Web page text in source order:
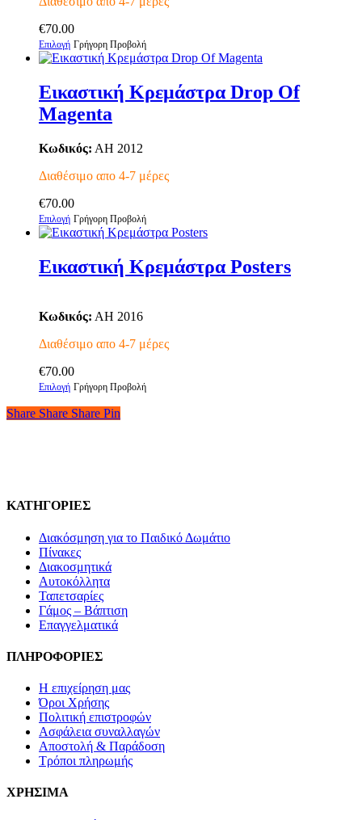
να
στη
σελίδα
του
€70.00
Επιλογή Αυτό
το
έχει
πολλαπλές
παραλλαγές.
επιλογές
μπορούν
να
στη
σελίδα
του
Γρήγορη Προβολή
Εικαστική Κρεμάστρα Drop Of
Magenta
Κωδικός: AH 2012
Διαθέσιμο απο 4-7 μέρες
€70.00
Επιλογή Αυτό
το
έχει
πολλαπλές
επιλογές
να
στη
σελίδα
του
προϊόντος
Γρήγορη Προβολή
Εικαστική Κρεμάστρα Posters
Κωδικός: AH 2016
Διαθέσιμο απο 4-7 μέρες
€70.00
Επιλογή Αυτό
προϊόν
μπορούν
στη
σελίδα
του
προϊόντος
Γρήγορη Προβολή
Share
Share Share Share Pin
ΚΑΤΗΓΟΡΙΕΣ
Διακόσμηση για το Παιδικό Δωμάτιο
Πίνακες
Διακοσμητικά
Αυτοκόλλητα
Ταπετσαρίες
Γάμος – Βάπτιση
Επαγγελματικά
ΠΛΗΡΟΦΟΡΙΕΣ
Η επιχείρηση μας
Όροι Χρήσης
Πολιτική επιστροφών
Ασφάλεια συναλλαγών
Αποστολή & Παράδοση
Τρόποι πληρωμής
ΧΡΗΣΙΜΑ